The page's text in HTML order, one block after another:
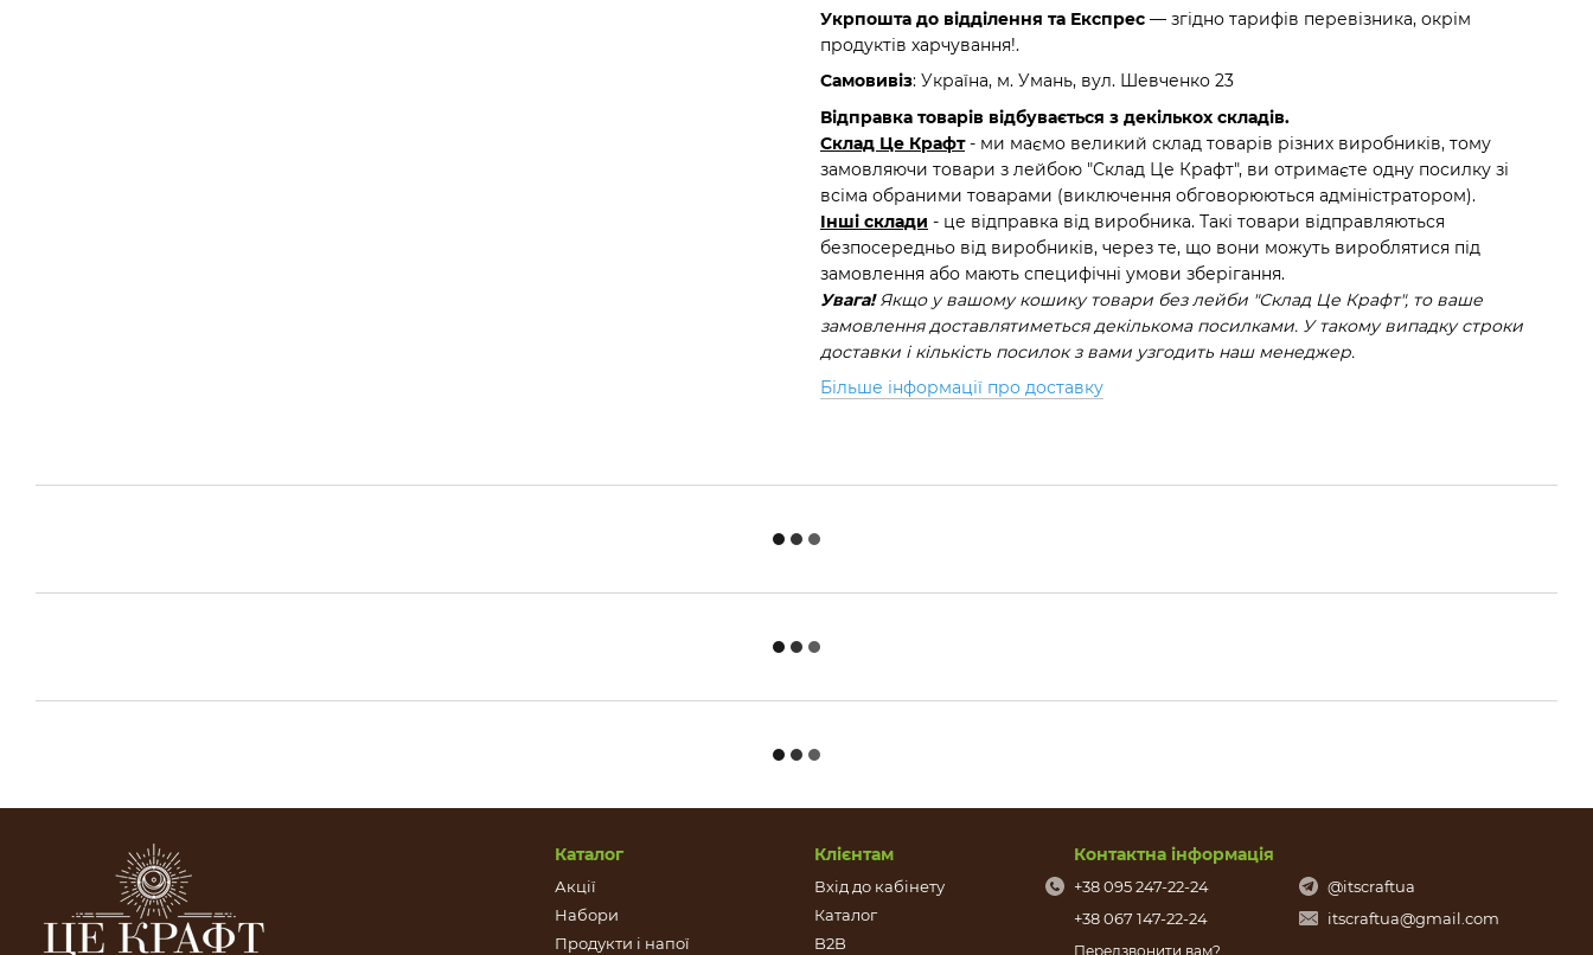
Укрпошта до відділення та Експрес — згідно тарифів перевізника, окрім
продуктів харчування!.
Самовивіз: Україна, м. Умань, вул. Шевченко 23
Відправка товарів відбувається з декількох складів.
Склад Це Крафт- ми маємо великий склад товарів різних виробників, тому
замовляючи товари з лейбою "Склад Це Крафт", ви отримаєте одну посилку зі
всіма обраними товарами (виключення обговорюються адміністратором).
Інші склади - це відправка від виробника. Такі товари відправляються
безпосередньо від виробників, через те, що вони можуть вироблятися під
замовлення або мають специфічні умови зберігання.
Увага!Якщо у вашому кошику товари без лейби "Склад Це Крафт", то ваше
замовлення доставлятиметься декількома посилками. У такому випадку строки
доставки і кількість посилок з вами узгодить наш менеджер.
Більше інформації про доставку
Каталог
Акції
Набори
Продукти і напої
Клієнтам
Вхід до кабінету
Каталог
B2B
Контактна інформація
+38 095 247-22-24
+38 067 147-22-24
Передзвонити вам?
@itscraftua
itscraftua@gmail.com